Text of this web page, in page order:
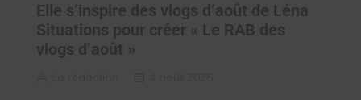
Elle s’inspire des vlogs d’août de Léna
Situations pour créer « Le RAB des
vlogs d’août »